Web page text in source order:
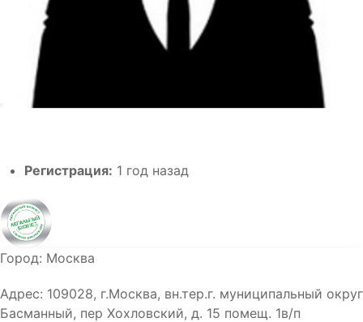
Регистрация: 1 год назад
Город: Москва
Адрес: 109028, г.Москва, вн.тер.г. муниципальный округ
Басманный, пер Хохловский, д. 15 помещ. 1в/п